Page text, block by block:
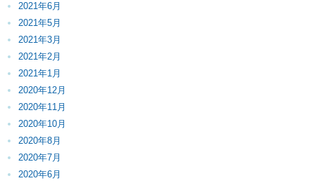
2021年6月
2021年5月
2021年3月
2021年2月
2021年1月
2020年12月
2020年11月
2020年10月
2020年8月
2020年7月
2020年6月